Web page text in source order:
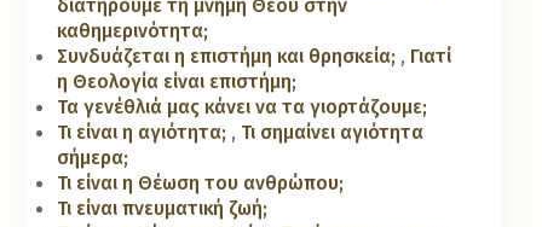
διατηρούμε τη μνήμη Θεού στην
καθημερινότητα;
Συνδυάζεται η επιστήμη και θρησκεία; , Γιατί
η Θεολογία είναι επιστήμη;
Τα γενέθλιά μας κάνει να τα γιορτάζουμε;
Τι είναι η αγιότητα; , Τι σημαίνει αγιότητα
σήμερα;
Τι είναι η Θέωση του ανθρώπου;
Τι είναι πνευματική ζωή;